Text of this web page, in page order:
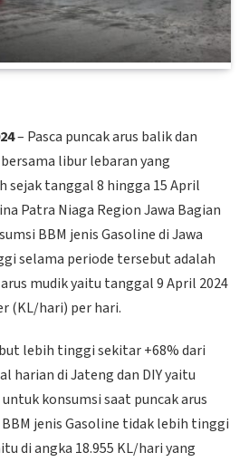
– Pasca puncak arus balik dan
libur lebaran yang
tanggal 8 hingga 15 April
Patra Niaga Region Jawa Bagian
BBM jenis Gasoline di Jawa
selama periode tersebut adalah
mudik yaitu tanggal 9 April 2024
(KL/hari) per hari.
lebih tinggi sekitar +68% dari
harian di Jateng dan DIY yaitu
konsumsi saat puncak arus
jenis Gasoline tidak lebih tinggi
di angka 18.955 KL/hari yang